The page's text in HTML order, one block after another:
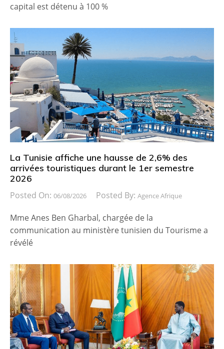
capital est détenu à 100 %
La Tunisie affiche une hausse de 2,6% des
arrivées touristiques durant le 1er semestre
2026
Posted On: 06/08/2026 Posted By: Agence Afrique
Mme Anes Ben Gharbal, chargée de la
communication au ministère tunisien du Tourisme a
révélé